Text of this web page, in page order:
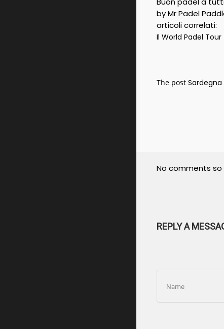
by Mr Padel
articoli correlati:
Il World Padel
The post Sardegna
No comments so
REPLY A